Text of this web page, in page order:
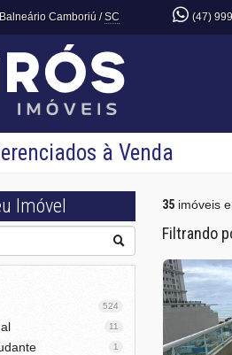
Camboriú /SC (47)
à Venda
Imóvel
524
11
1
35imóveis
Filtrando